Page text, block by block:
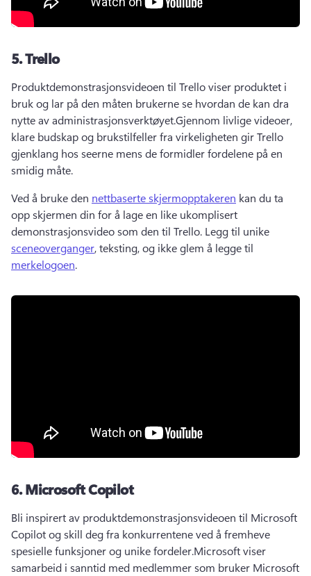
5.Trello
Produktdemonstrasjonsvideoen til Trello viser produktet i
bruk og lar på den måten brukerne se hvordan de kan dra
nytte av administrasjonsverktøyet.Gjennom livlige videoer,
klare budskap og brukstilfeller fra virkeligheten gir Trello
gjenklang hos seerne mens de formidler fordelene på en
smidig måte.
Ved å bruke den nettbaserte skjermopptakeren kan du ta
opp skjermen din for å lage en like ukomplisert
demonstrasjonsvideo som den til Trello. Legg til unike
sceneoverganger, teksting, og ikke glem å legge til
merkelogoen.
6.Microsoft Copilot
Bli inspirert av produktdemonstrasjonsvideoen til Microsoft
Copilot og skill deg fra konkurrentene ved å fremheve
spesielle funksjoner og unike fordeler.Microsoft viser
samarbeid i sanntid med medlemmer som bruker Microsoft